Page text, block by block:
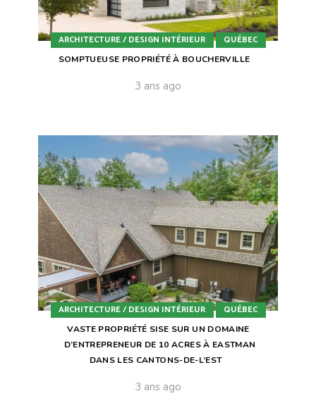
ARCHITECTURE / DESIGN INTÉRIEUR QUÉBEC
SOMPTUEUSE PROPRIÉTÉ À BOUCHERVILLE
3 ans ago
ARCHITECTURE / DESIGN INTÉRIEUR QUÉBEC
VASTE PROPRIÉTÉ SISE SUR UN DOMAINE
D’ENTREPRENEUR DE 10 ACRES À EASTMAN
DANS LES CANTONS-DE-L’EST
3 ans ago